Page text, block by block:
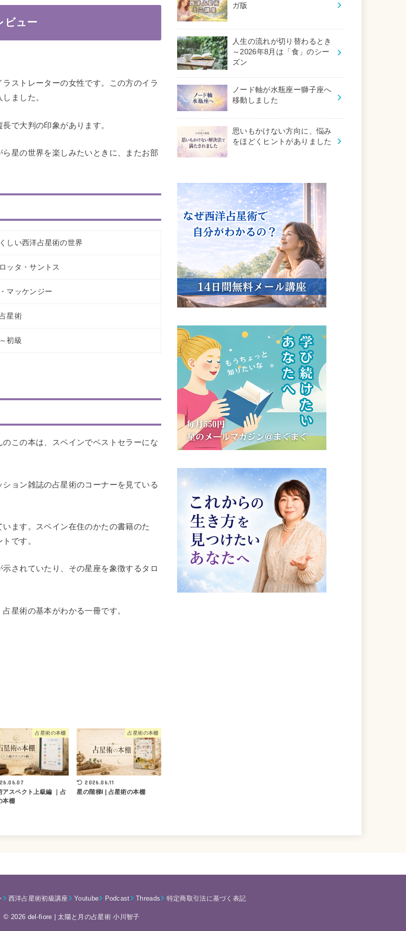
ビュー
ストレーターの女性です。この方のイラ
ました。
で大判の印象があります。
星の世界を楽しみたいときに、またお部
しい西洋占星術の世界
ッタ・サントス
マッケンジー
星術
初級
この本は、スペインでベストセラーにな
ョン雑誌の占星術のコーナーを見ている
ます。スペイン在住のかたの書籍のた
です。
されていたり、その星座を象徴するタロ
星術の基本がわかる一冊です。
占星術の本棚
アスペクト上級編 ｜占
本棚
占星術の本棚
2026.06.11
星の階梯I | 占星術の本棚
ガ版
人生の流れが切り替わるとき
～2026年8月は「食」のシー
ズン
ノード軸が水瓶座ー獅子座へ
移動しました
思いもかけない方向に、悩み
をほどくヒントがありました
西洋占星術初級講座 Youtube Podcast Threads 特定商取引法に基づく表記
© 2026 del-fiore | 太陽と月の占星術 小川智子